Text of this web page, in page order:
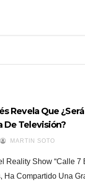
Revela Que ¿será
De Televisión?
MARTIN SOTO
Reality Show “Calle 7
Ha Compartido Una